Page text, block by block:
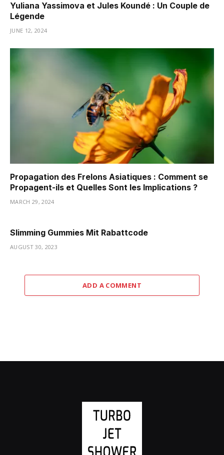
Yuliana Yassimova et Jules Koundé : Un Couple de
Légende
JUNE 12, 2024
Propagation des Frelons Asiatiques : Comment se
Propagent-ils et Quelles Sont les Implications ?
MARCH 29, 2024
Slimming Gummies Mit Rabattcode
AUGUST 30, 2023
ADD A COMMENT